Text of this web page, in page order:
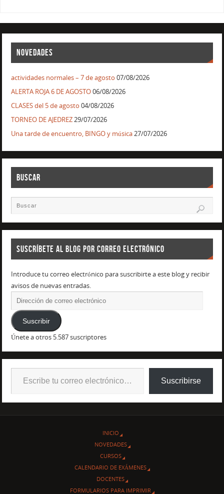
NOVEDADES
actividades normales – 7 de agosto 07/08/2026
ALERTA ROJA 6 DE AGOSTO06/08/2026
CLASES del 5 de agosto 04/08/2026
TORNEO DE AJEDREZ29/07/2026
Una tarde de encuentro, BINGO y música27/07/2026
BUSCAR
SUSCRÍBETE AL BLOG POR CORREO ELECTRÓNICO
Introduce tu correo electrónico para suscribirte a este blog y recibir
avisos de nuevas entradas.
Suscribir
Únete a otros 5.587 suscriptores
Suscribirse
INICIO
NOVEDADES
CURSOS
CALENDARIO DE EXÁMENES
DOCENTES
FORMULARIOS PARA IMPRIMIR